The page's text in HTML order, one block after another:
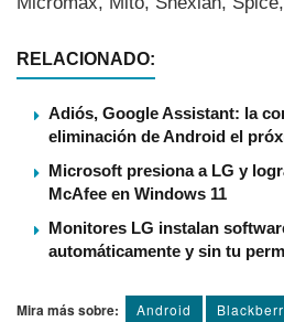
RELACIONADO:
Adiós, Google Assistant: la
eliminación de Android el
Microsoft presiona a LG y
McAfee en Windows 11
Monitores LG instalan
automáticamente y sin tu
Mira más sobre: Android